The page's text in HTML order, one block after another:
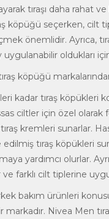
tıraşı daha rahat
köpüğü seçerken, cilt
önemlidir. Ayrıca,
uygulanabilir oldukları
köpüğü
kadar tıraş köpükleri
ciltler için özel olarak
kremleri sunarlar.
tıraş köpükleri
yardımcı olurlar.
farklı cilt tiplerine
bakım ürünleri
markadır. Nivea Men